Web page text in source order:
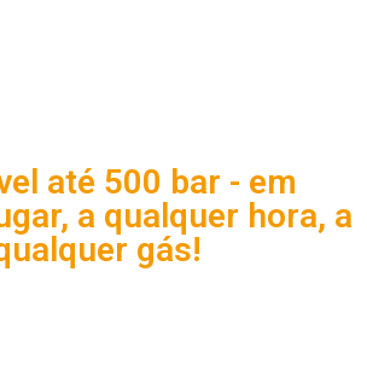
até 500 bar - em
a qualquer hora, a
gás!